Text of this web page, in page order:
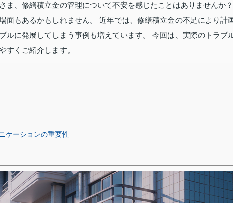
ま、修繕積立金の管理について不安を感じたことはありませんか？
もあるかもしれません。 近年では、修繕積立金の不足により計
ルに発展してしまう事例も増えています。 今回は、実際のトラブ
すくご紹介します。
ケーションの重要性